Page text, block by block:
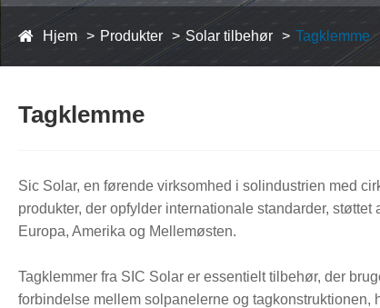
Hjem Produkter Solar tilbehør Tagklemme
Tagklemme
Sic Solar, en førende virksomhed i solindustrien med
produkter, der opfylder internationale standarder,
Europa, Amerika og Mellemøsten.
Tagklemmer fra SIC Solar er essentielt tilbehør, der
forbindelse mellem solpanelerne og